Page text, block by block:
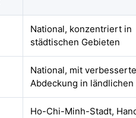
National, konzentriert in
städtischen Gebieten
National, mit
Abdeckung in ländlichen
Ho-Chi-Minh-Stadt,